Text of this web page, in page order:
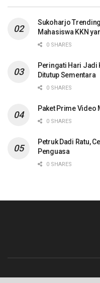
Sukoharjo
Mahasiswa KKN
0 SHARES
Peringati Hari Jadi
Ditutup Sementara
0 SHARES
Paket Prime Video
0 SHARES
Petruk Dadi Ratu,
Penguasa
0 SHARES